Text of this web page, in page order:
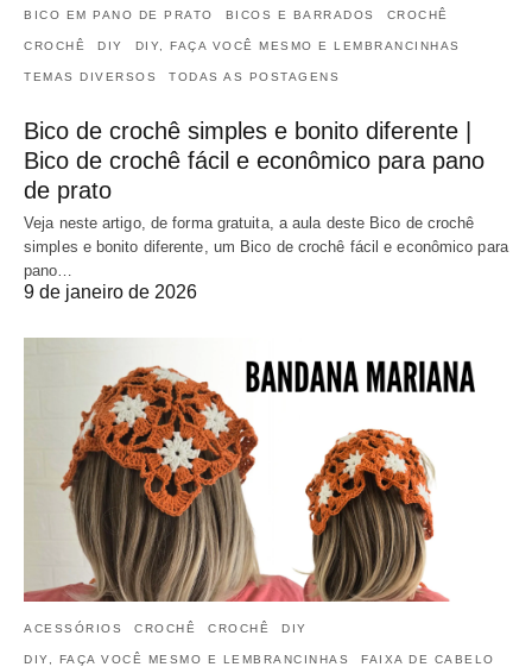
BICO EM PANO DE PRATO BICOS E BARRADOS CROCHÊ
CROCHÊ DIY DIY, FAÇA VOCÊ MESMO E LEMBRANCINHAS
TEMAS DIVERSOS TODAS AS POSTAGENS
Bico de crochê simples e bonito diferente |
Bico de crochê fácil e econômico para pano
de prato
Veja neste artigo, de forma gratuita, a aula deste Bico de crochê
simples e bonito diferente, um Bico de crochê fácil e econômico para
pano…
9 de janeiro de 2026
ACESSÓRIOS CROCHÊ CROCHÊ DIY
DIY, FAÇA VOCÊ MESMO E LEMBRANCINHAS FAIXA DE CABELO